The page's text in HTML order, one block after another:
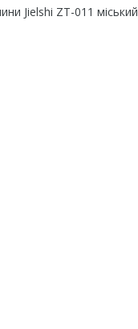
Jielshi ZT-011 міський